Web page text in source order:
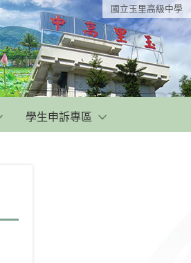
國立玉里高級中學
學生申訴專區